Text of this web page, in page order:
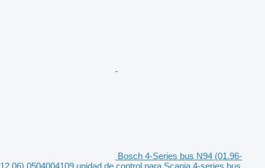
Bosch 4-Series bus N94 (01.96-